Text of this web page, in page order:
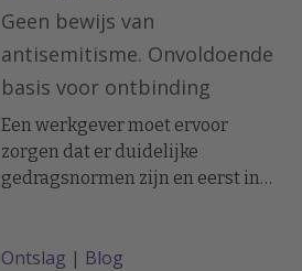
samenhang bezien, onvoldoende
ernstig om ontslag op staande
voet te rechtvaardigen vond de
rechter.
Geen bewijs van
antisemitisme. Onvoldoende
basis voor ontbinding
Een werkgever moet ervoor
zorgen dat er duidelijke
gedragsnormen zijn en eerst in
worden genomen. De lange staat
Ontslag | Blog